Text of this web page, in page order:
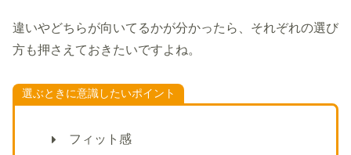
違いやどちらが向いてるかが分かったら、それぞれの選び
方も押さえておきたいですよね。
選ぶときに意識したいポイント
フィット感